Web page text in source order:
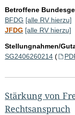
Betroffene
BFDG [alle RV hierzu]
JFDG [alle RV hierzu]
Stellungnahmen/
SG2406260214 (
Stärkung von
Rechtsanspruch